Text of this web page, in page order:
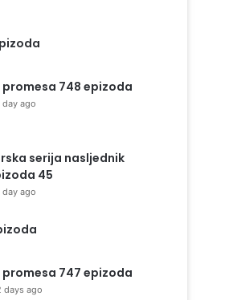
promesa 748 epizoda
day ago
serija nasljednik
45
day ago
promesa 747 epizoda
days ago